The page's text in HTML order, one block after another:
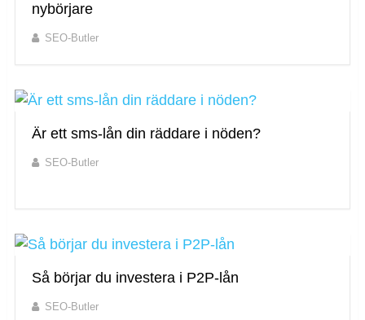
nybörjare
SEO-Butler
Är ett sms-lån din räddare i nöden?
SEO-Butler
Så börjar du investera i P2P-lån
SEO-Butler